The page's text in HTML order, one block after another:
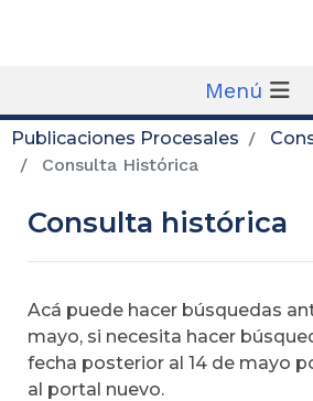
Menú
Publicaciones Procesales
Consulta Histórica
Consulta histórica
Acá puede hacer búsquedas
mayo, si necesita hacer
fecha posterior al 14 de mayo
al portal nuevo.